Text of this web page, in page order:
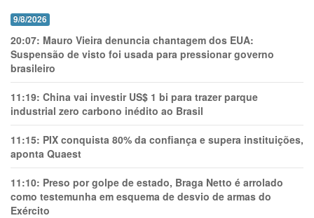
9/8/2026
20:07: Mauro Vieira denuncia chantagem dos EUA:
Suspensão de visto foi usada para pressionar governo
brasileiro
11:19: China vai investir US$ 1 bi para trazer parque
industrial zero carbono inédito ao Brasil
11:15: PIX conquista 80% da confiança e supera instituições,
aponta Quaest
11:10: Preso por golpe de estado, Braga Netto é arrolado
como testemunha em esquema de desvio de armas do
Exército